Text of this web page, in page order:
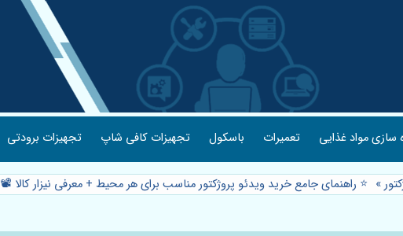
سازی مواد غذایی تعمیرات باسکول تجهیزات کافی شاپ تجهیزات برودتی
» ⭐️ راهنمای جامع خرید ویدئو پروژکتور مناسب برای هر محیط + معرفی نیزار کالا 📽️